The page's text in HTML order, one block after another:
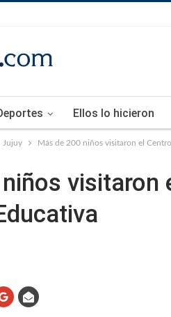
Ellos lo hicieron
Jujuy Más de 200 niños visitaron el
visitaron